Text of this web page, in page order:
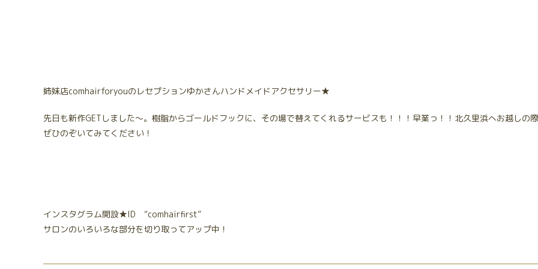
姉妹店comhairforyouのレセプションゆかさんハンドメイドアクセサリー★
先日も新作GETしました～。樹脂からゴールドフックに、その場で替えてくれるサービスも！！！早業っ！！北久里浜へお越しの
ぜひのぞいてみてください！
インスタグラム開設★ID “comhairfirst”
サロンのいろいろな部分を切り取ってアップ中！